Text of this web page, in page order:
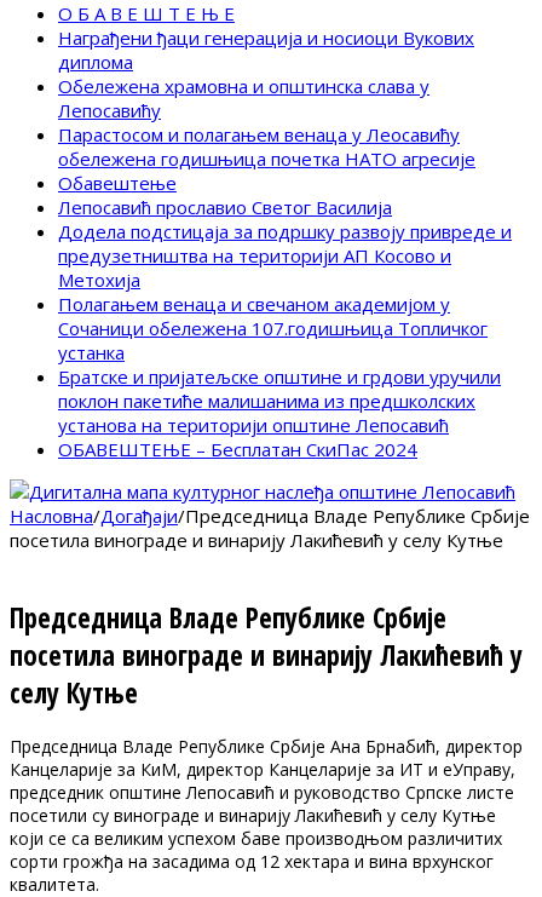
О Б А В Е Ш Т Е Њ Е
Награђени ђаци генерација и носиоци Вукових
диплома
Обележена храмовна и општинска слава у
Лепосавићу
Парастосом и полагањем венаца у Леосавићу
обележена годишњица почетка НАТО агресије
Обавештење
Лепосавић прославио Светог Василија
Додела подстицаја за подршку развоју привреде и
предузетништва на територији АП Косово и
Метохија
Полагањем венаца и свечаном академијом у
Сочаници обележена 107.годишњица Топличког
устанка
Братске и пријатељске општине и грдови уручили
поклон пакетиће малишанима из предшколских
установа на територији општине Лепосавић
ОБАВЕШТЕЊЕ – Бесплатан СкиПас 2024
Насловна/Догађаји/Председница Владе Републике Србије
посетила винограде и винарију Лакићевић у селу Кутње
Председница Владе Републике Србије
посетила винограде и винарију Лакићевић у
селу Кутње
Председница Владе Републике Србије Ана Брнабић, директор
Канцеларије за КиМ, директор Канцеларије за ИТ и еУправу,
председник општине Лепосавић и руководство Српске листе
посетили су винограде и винарију Лакићевић у селу Кутње
који се са великим успехом баве производњом различитих
сорти грожђа на засадима од 12 хектара и вина врхунског
квалитета.